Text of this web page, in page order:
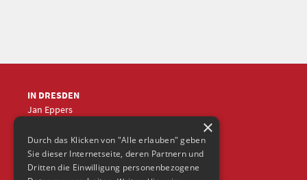
IN DRESDEN
Jan Eppers
jep@frische-fische.com ×
Durch das Klicken von "Alle erlauben" geben
Sie dieser Internetseite, deren Partnern und
Dritten die Einwilligung personenbezogene